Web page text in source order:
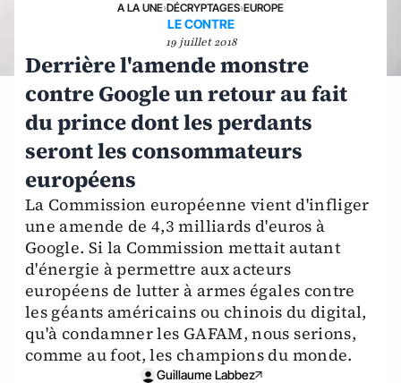
A LA UNE›DÉCRYPTAGES›EUROPE
LE CONTRE
19 juillet 2018
Derrière l'amende monstre
contre Google un retour au fait
du prince dont les perdants
seront les consommateurs
européens
La Commission européenne vient d'infliger
une amende de 4,3 milliards d'euros à
Google. Si la Commission mettait autant
d'énergie à permettre aux acteurs
européens de lutter à armes égales contre
les géants américains ou chinois du digital,
qu'à condamner les GAFAM, nous serions,
comme au foot, les champions du monde.
Guillaume Labbez